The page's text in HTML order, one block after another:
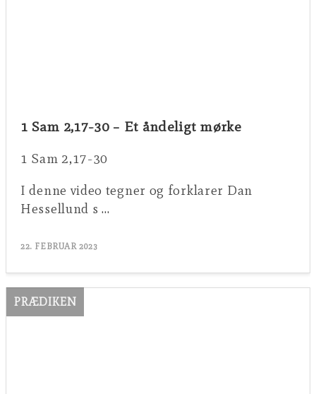
1 Sam 2,17-30 – Et åndeligt mørke
1 Sam 2,17-30
I denne video tegner og forklarer Dan
Hessellund s …
22. FEBRUAR 2023
PRÆDIKEN